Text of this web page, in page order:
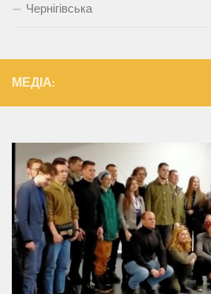
Чернігівська
МЕДІА: